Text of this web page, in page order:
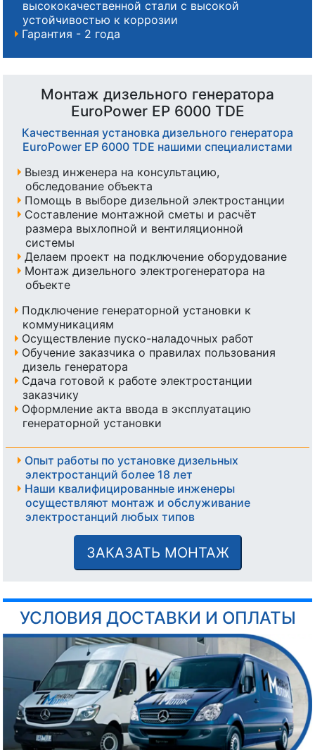
высококачественной стали с высокой
устойчивостью к коррозии
Гарантия - 2 года
Монтаж дизельного генератора
EuroPower EP 6000 TDE
Качественная установка дизельного генератора
EuroPower EP 6000 TDE нашими специалистами
Выезд инженера на консультацию,
обследование объекта
Помощь в выборе дизельной электростанции
Составление монтажной сметы и расчёт
размера выхлопной и вентиляционной
системы
Делаем проект на подключение оборудование
Монтаж дизельного электрогенератора на
объекте
Подключение генераторной установки к
коммуникациям
Осуществление пуско-наладочных работ
Обучение заказчика о правилах пользования
дизель генератора
Сдача готовой к работе электростанции
заказчику
Оформление акта ввода в эксплуатацию
генераторной установки
Опыт работы по установке дизельных
электростанций более 18 лет
Наши квалифицированные инженеры
осуществляют монтаж и обслуживание
электростанций любых типов
ЗАКАЗАТЬ МОНТАЖ
УСЛОВИЯ ДОСТАВКИ И ОПЛАТЫ